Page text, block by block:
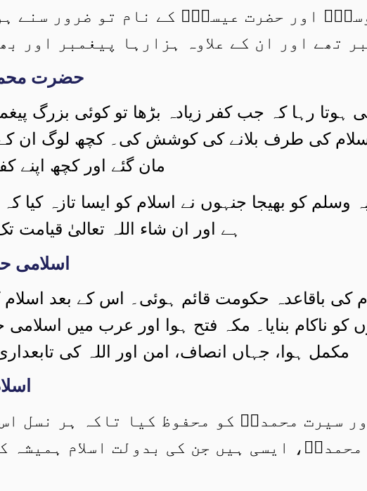
اور حضرت عیسیٰؑ کے نام تو ضرور سنے
تھے اور ان کے علاوہ ہزارہا پیغمبر اور
حضرت
رہا کہ جب کفر زیادہ بڑھا تو کوئی بزرگ
اسلام کی طرف بلانے کی کوشش کی۔ کچھ لوگ ان
مان گئے اور کچھ اپنے
کو بھیجا جنہوں نے اسلام کو ایسا تازہ کیا
ہے اور ان شاء اللہ تعالیٰ قیامت
اسلامی
باقاعدہ حکومت قائم ہوئی۔ اس کے بعد
ناکام بنایا۔ مکہ فتح ہوا اور عرب میں اسلامی
مکمل ہوا، جہاں انصاف، امن اور اللہ کی
سیرت محمدیؐ کو محفوظ کیا تاکہ ہر نسل
ایسی ہیں جن کی بدولت اسلام ہمیشہ